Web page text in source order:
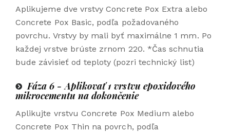
Aplikujeme dve vrstvy Concrete Pox Extra alebo
Concrete Pox Basic, podľa požadovaného
povrchu. Vrstvy by mali byť maximálne 1 mm. Po
každej vrstve brúste zrnom 220. *Čas schnutia
bude závisieť od teploty (pozri technický list)
Fáza 6 - Aplikovať 1 vrstvu epoxidového
mikrocementu na dokončenie
Aplikujte vrstvu Concrete Pox Medium alebo
Concrete Pox Thin na povrch, podľa